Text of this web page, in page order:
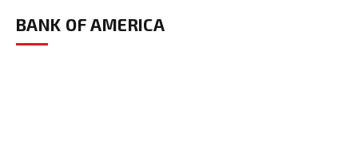
BANK OF AMERICA